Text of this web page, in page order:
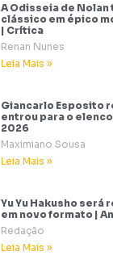
A Odisseia de
clássico em épico
| Crítica
Renan Nunes
Leia Mais »
Giancarlo Esposito
entrou para o
2026
Maximiano Sousa
Leia Mais »
Yu Yu Hakusho será
em novo formato |
Redação
Leia Mais »